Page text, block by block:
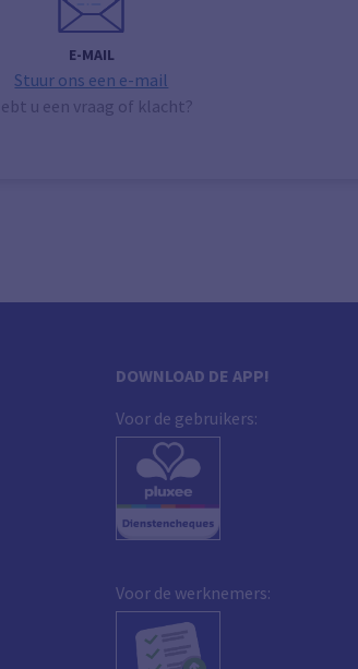
E-MAIL
Stuur ons een e-mail
u een vraag of klacht?
DOWNLOAD DE APP!
Voor de gebruikers:
Voor de werknemers: